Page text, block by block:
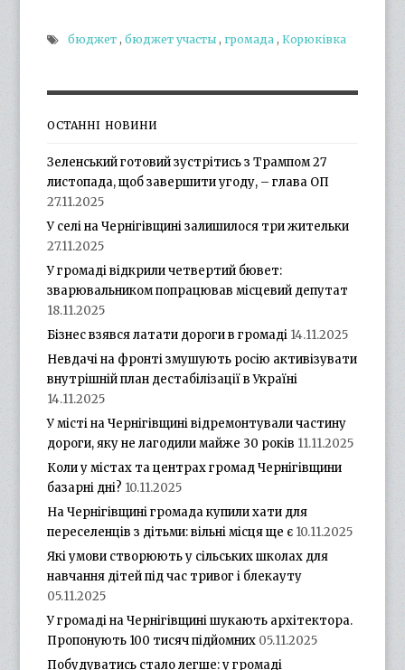
бюджет ,бюджет участы , громада ,Корюківка
ОСТАННІ НОВИНИ
Зеленський готовий зустрітись з Трампом 27
листопада, щоб завершити угоду, – глава ОП
27.11.2025
У селі на Чернігівщині залишилося три жительки
27.11.2025
У громаді відкрили четвертий бювет:
зварювальником попрацював місцевий депутат
18.11.2025
Бізнес взявся латати дороги в громаді 14.11.2025
Невдачі на фронті змушують росію активізувати
внутрішній план дестабілізації в Україні
14.11.2025
У місті на Чернігівщині відремонтували частину
дороги, яку не лагодили майже 30 років 11.11.2025
Коли у містах та центрах громад Чернігівщини
базарні дні? 10.11.2025
На Чернігівщині громада купили хати для
переселенців з дітьми: вільні місця ще є 10.11.2025
Які умови створюють у сільських школах для
навчання дітей під час тривог і блекауту
05.11.2025
У громаді на Чернігівщині шукають архітектора.
Пропонують 100 тисяч підйомних 05.11.2025
Побудуватись стало легше: у громаді